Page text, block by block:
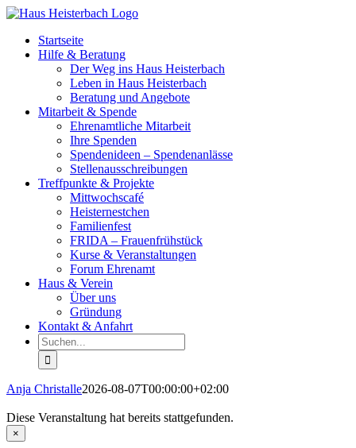
Zum
springenStartseite
Hilfe & Beratung
Der Weg ins Haus Heisterbach
Leben in Haus Heisterbach
Beratung und Angebote
Mitarbeit & Spende
Ehrenamtliche Mitarbeit
Ihre Spenden
Spendenideen – Spendenanlässe
Stellenausschreibungen
Treffpunkte & Projekte
Mittwochscafé
Heisternestchen
Familienfest
FRIDA – Frauenfrühstück
Kurse & Veranstaltungen
Forum Ehrenamt
Haus & Verein
Über uns
Gründung
Kontakt & Anfahrt
Suche
nach:
Anja Christalle2026-08-07T00:00:00+02:00
Diese Veranstaltung hat bereits stattgefunden.
×